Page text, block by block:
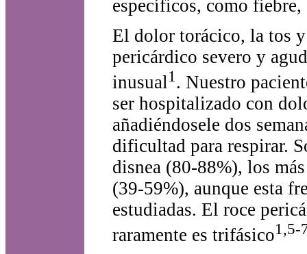
específicos, como
El dolor torácico, la tos
pericárdico severo y
inusual1. Nuestro
ser hospitalizado con
añadiéndosele dos
dificultad para respirar.
disnea (80-88%), los
(39-59%), aunque esta
estudiadas. El roce
raramente es trifásico1,5-